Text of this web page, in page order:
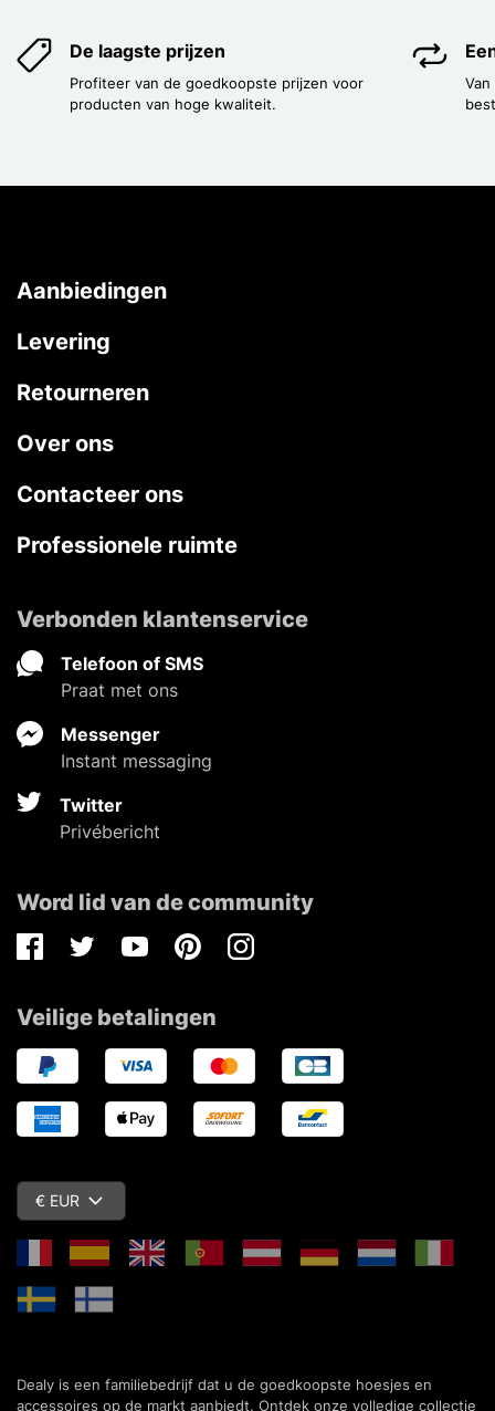
De laagste prijzen
Profiteer van de goedkoopste prijzen voor
producten van hoge kwaliteit.
Aanbiedingen
Levering
Retourneren
Over ons
Contacteer ons
Professionele ruimte
Verbonden klantenservice
Telefoon of SMS
Praat met ons
Messenger
Instant messaging
Twitter
Privébericht
Word lid van de community
FacebookTwitterYoutubePinterestInstagram
Veilige betalingen
€ EUR
Dealy is een familiebedrijf dat u de goedkoopste hoesjes en
accessoires op de markt aanbiedt. Ontdek onze volledige collectie